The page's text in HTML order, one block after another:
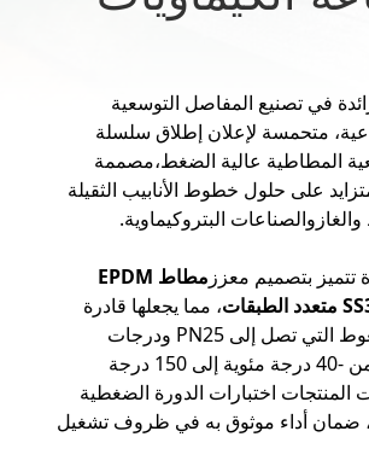
في تصنيع المفاصل التوسعية
متحمسة لإعلان إطلاق سلسلة
المطاطية عالية الضغط،مصممة
على حلول خطوط الأنابيب الثقيلة
البتروكيماوية.
تتميز بتصميم معزز
مطاط EPDM
، مما يجعلها قادرة
على تحمل الضغوط التي تصل إلى PN25 ودرجات
الحرارة تتراوح من -40 درجة مئوية إلى 150 درجة
المنتجات اختبارات الدورة الضغطية
ضمان أداء موثوق به في ظروف تشغيل